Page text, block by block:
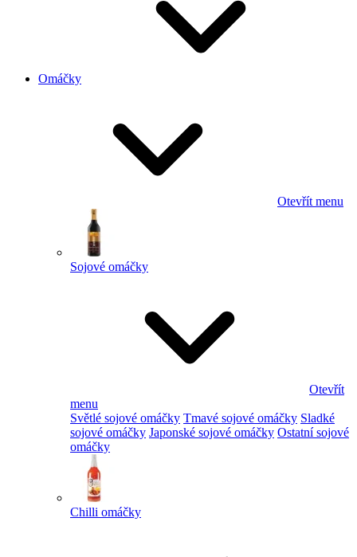
Omáčky
Otevřít menu
Sojové omáčky
Otevřít
menu
Světlé sojové omáčky Tmavé sojové omáčky Sladké
sojové omáčky Japonské sojové omáčky Ostatní sojové
omáčky
Chilli omáčky